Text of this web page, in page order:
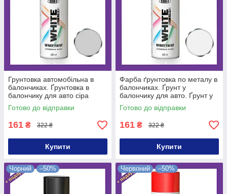
Грунтовка автомобільна в
балончиках. Ґрунтовка в
балончику для авто сіра
Готово до відправки
161 ₴ 322 ₴
Купити
Фарба ґрунтовка по металу в
балончиках. Ґрунт у
балончику для авто. Ґрунт у
балоні білого кольору
Готово до відправки
161 ₴ 322 ₴
Купити
Чорний –50% Червоний –50%